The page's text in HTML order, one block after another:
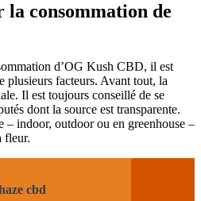
la consommation de
d’OG Kush CBD, il est
plusieurs facteurs. Avant tout, la
Il est toujours conseillé de se
dont la source est transparente.
– indoor, outdoor ou en greenhouse –
fleur.
cbd